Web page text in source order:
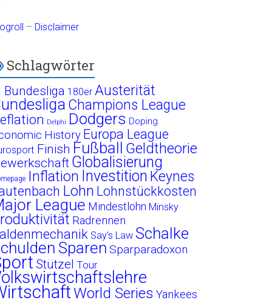
– Disclaimer
Schlagwörter
Bundesliga 180er Austerität
Champions League
Delphi Dodgers Doping
History Europa League
Finish Fußball Geldtheorie
Globalisierung
Inflation Investition Keynes
Lohn Lohnstückkosten
League Mindestlohn Minsky
Radrennen
Say's Law Schalke
Sparen Sparparadoxon
Stützel Tour
World Series Yankees